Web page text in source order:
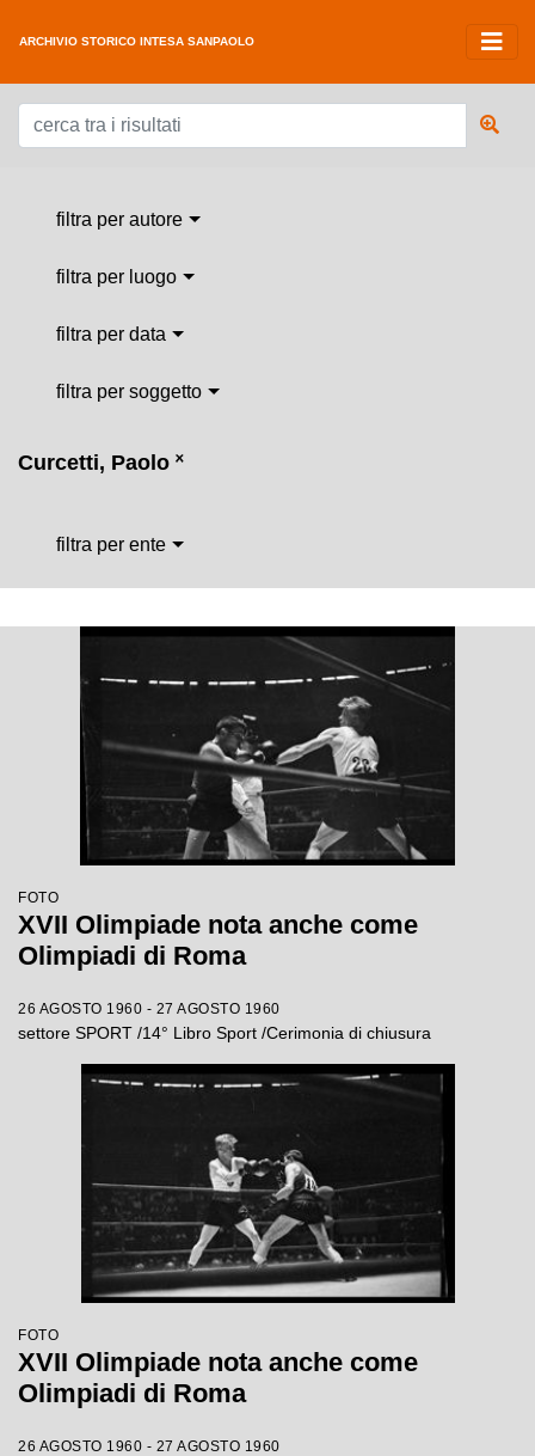
ARCHIVIO STORICO INTESA SANPAOLO
filtra per autore
filtra per luogo
filtra per data
filtra per soggetto
Curcetti, Paolo ˟
filtra per ente
FOTO
XVII Olimpiade nota anche come
Olimpiadi di Roma
26 AGOSTO 1960 - 27 AGOSTO 1960
settore SPORT /14° Libro Sport /Cerimonia di chiusura
FOTO
XVII Olimpiade nota anche come
Olimpiadi di Roma
26 AGOSTO 1960 - 27 AGOSTO 1960